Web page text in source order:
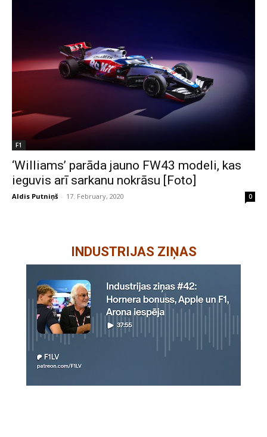
F1
‘Williams’ parāda jauno FW43 modeli, kas
ieguvis arī sarkanu nokrāsu [Foto]
Aldis Putniņš - 17. February, 2020 0
INDUSTRIJAS ZIŅAS